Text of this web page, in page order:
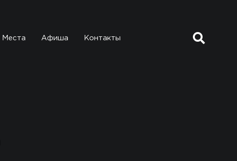
Места Афиша Контакты